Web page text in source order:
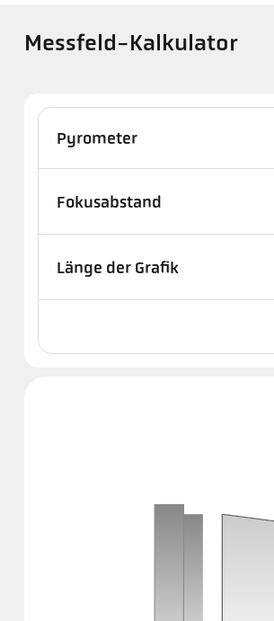
Messfeld-Kalkulator
Pyrometer
Fokusabstand
Länge der Grafik